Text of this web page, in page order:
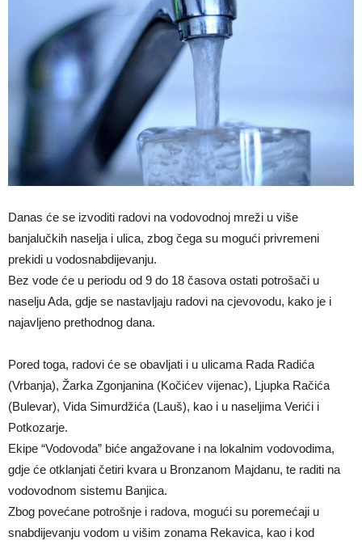
Danas će se izvoditi radovi na vodovodnoj mreži u više
banjalučkih naselja i ulica, zbog čega su mogući privremeni
prekidi u vodosnabdijevanju.
Bez vode će u periodu od 9 do 18 časova ostati potrošači u
naselju Ada, gdje se nastavljaju radovi na cjevovodu, kako je i
najavljeno prethodnog dana.
Pored toga, radovi će se obavljati i u ulicama Rada Radića
(Vrbanja), Žarka Zgonjanina (Kočićev vijenac), Ljupka Račića
(Bulevar), Vida Simurdžića (Lauš), kao i u naseljima Verići i
Potkozarje.
Ekipe “Vodovoda” biće angažovane i na lokalnim vodovodima,
gdje će otklanjati četiri kvara u Bronzanom Majdanu, te raditi na
vodovodnom sistemu Banjica.
Zbog povećane potrošnje i radova, mogući su poremećaji u
snabdijevanju vodom u višim zonama Rekavica, kao i kod